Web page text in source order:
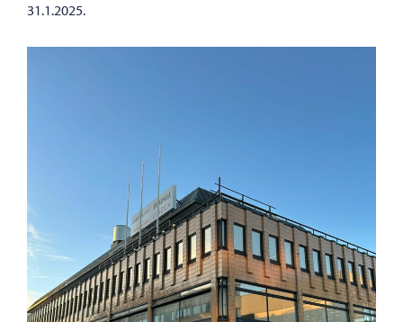
31.1.2025.